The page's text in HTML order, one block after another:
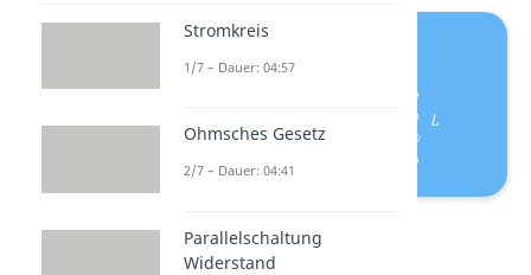
Stromkreis
1/7 – Dauer: 04:57
Ohmsches Gesetz
2/7 – Dauer: 04:41
Parallelschaltung
Widerstand